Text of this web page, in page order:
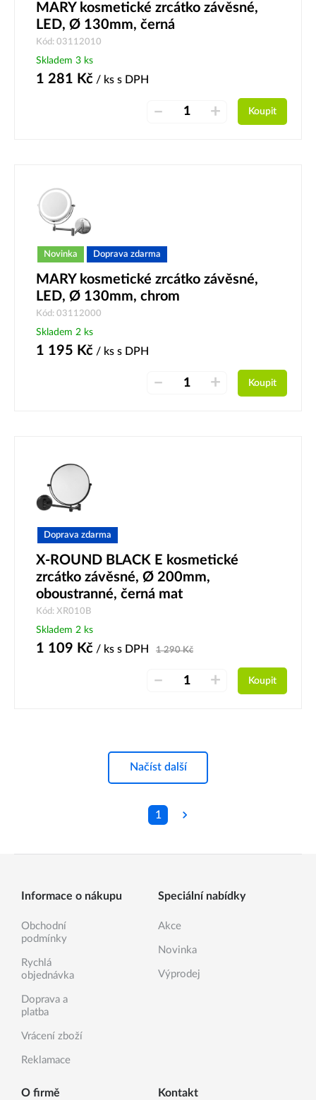
MARY kosmetické zrcátko závěsné,
LED, Ø 130mm, černá
Kód: 03112010
Skladem 3 ks
1 281 Kč / ks s DPH
– + Koupit
Novinka Doprava zdarma
MARY kosmetické zrcátko závěsné,
LED, Ø 130mm, chrom
Kód: 03112000
Skladem 2 ks
1 195 Kč / ks s DPH
– + Koupit
Doprava zdarma
X-ROUND BLACK E kosmetické
zrcátko závěsné, Ø 200mm,
oboustranné, černá mat
Kód: XR010B
Skladem 2 ks
1 109 Kč / ks s DPH 1 290Kč
– + Koupit
Načíst další
1
Informace o nákupu
Obchodní
podmínky
Rychlá
objednávka
Doprava a
platba
Vrácení zboží
Reklamace
Speciální nabídky
Akce
Novinka
Výprodej
O firmě Kontakt